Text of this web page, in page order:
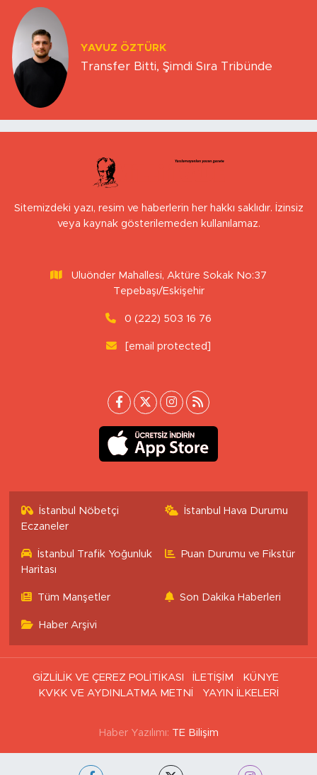
YAVUZ ÖZTÜRK
Transfer Bitti, Şimdi Sıra Tribünde
Sitemizdeki yazı, resim ve haberlerin her hakkı saklıdır. İzinsiz
veya kaynak gösterilemeden kullanılamaz.
Uluönder Mahallesi, Aktüre Sokak No:37
Tepebaşı/Eskişehir
0 (222) 503 16 76
[email protected]
İstanbul Nöbetçi
Eczaneler
İstanbul Hava Durumu
İstanbul Trafik Yoğunluk
Haritası
Puan Durumu ve Fikstür
Tüm Manşetler Son Dakika Haberleri
Haber Arşivi
GİZLİLİK VE ÇEREZ POLİTİKASI İLETİŞİM
KÜNYE
KVKK VE AYDINLATMA METNİ
YAYIN İLKELERİ
Haber Yazılımı: TE Bilişim